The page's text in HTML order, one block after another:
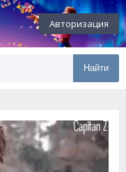
Авторизация
Найти